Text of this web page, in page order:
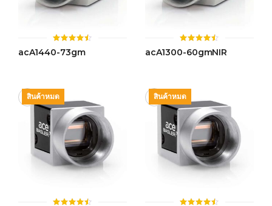
ให้
คะแนน
acA1440-73gm
ให้
คะแนน
acA1300-60gmNIR
สินค้าหมด สินค้าหมด